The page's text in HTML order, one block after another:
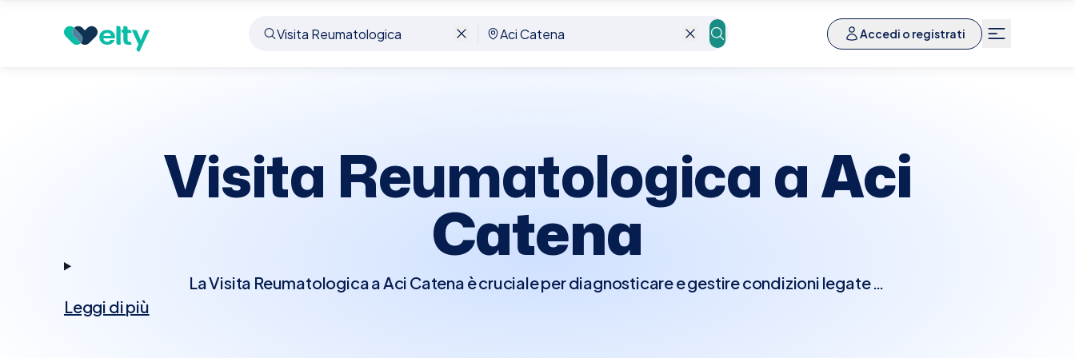
Accedi o registrati
Prenota visita Visita Reumatologica Aci Catena
Visita Reumatologica aAci
Catena
La Visita Reumatologica a Aci Catena è cruciale per diagnosticare e gestire condizioni legate ai
Leggi di più